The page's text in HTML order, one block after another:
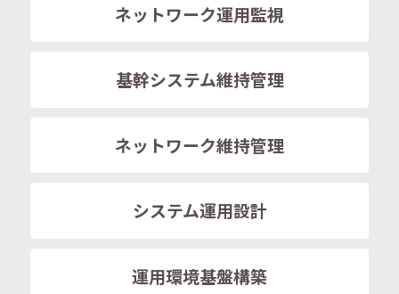
ネットワーク運用監視
基幹システム維持管理
ネットワーク維持管理
システム運用設計
運用環境基盤構築